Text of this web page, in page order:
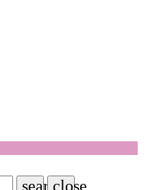
searchclose